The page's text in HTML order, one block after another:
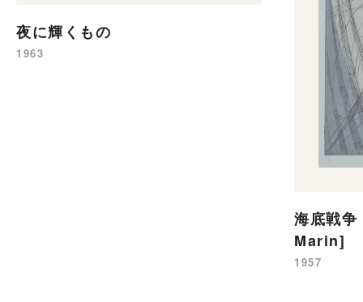
夜に輝くもの
1963
海底戦
Marin]
1957